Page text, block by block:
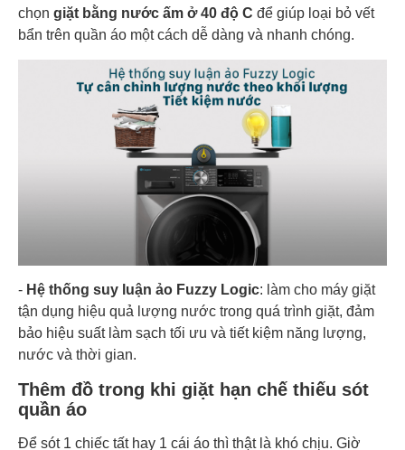
chọn giặt bằng nước ấm ở 40 độ C để giúp loại bỏ vết
bẩn trên quần áo một cách dễ dàng và nhanh chóng.
- Hệ thống suy luận ảo Fuzzy Logic: làm cho máy giặt
tận dụng hiệu quả lượng nước trong quá trình giặt, đảm
bảo hiệu suất làm sạch tối ưu và tiết kiệm năng lượng,
nước và thời gian.
Thêm đồ trong khi giặt hạn chế thiếu sót
quần áo
Để sót 1 chiếc tất hay 1 cái áo thì thật là khó chịu. Giờ